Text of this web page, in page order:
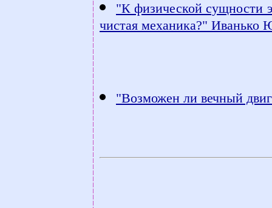
"К физической сущности
чистая механика?"
"Возможен ли вечный